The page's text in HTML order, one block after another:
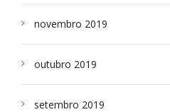
novembro 2019
outubro 2019
setembro 2019